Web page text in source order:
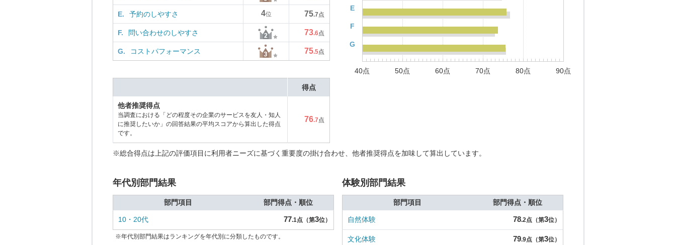
E. 予約のしやすさ 4位 75.7点
F. 問い合わせのしやすさ 73.6点
G. コストパフォーマンス 75.5点
E
F
G
40点 50点 60点 70点 80点 90点
得点
他者推奨得点
当調査における「どの程度その企業のサービスを友人・知人
に推奨したいか」の回答結果の平均スコアから算出した得点
です。
76.7点
※総合得点は上記の評価項目に利用者ニーズに基づく重要度の掛け合わせ、他者推奨得点を加味して算出しています。
年代別部門結果
部門項目 部門得点・順位
10・20代 77.1点（第3位）
※年代別部門結果はランキングを年代別に分類したものです。
体験別部門結果
部門項目 部門得点・順位
自然体験 78.2点（第3位）
文化体験 79.9点（第3位）